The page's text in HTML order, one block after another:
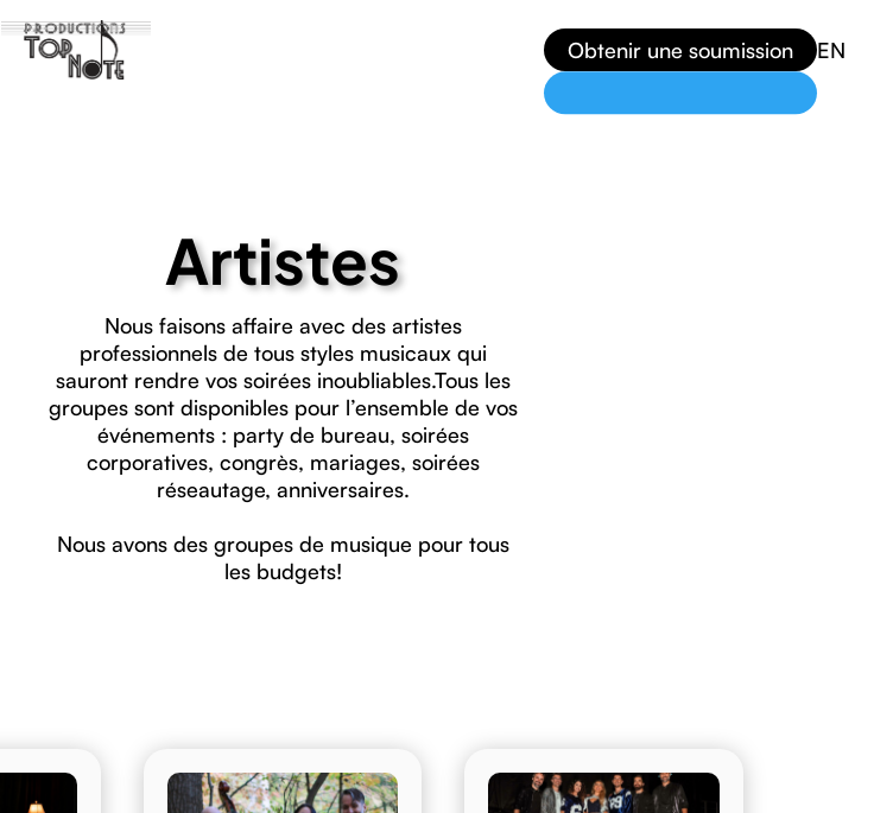
Obtenir une soumission EN
Artistes
Nous faisons affaire avec des artistes
professionnels de tous styles musicaux qui
sauront rendre vos soirées inoubliables.Tous les
groupes sont disponibles pour l’ensemble de vos
événements : party de bureau, soirées
corporatives, congrès, mariages, soirées
réseautage, anniversaires.
Nous avons des groupes de musique pour tous
les budgets!